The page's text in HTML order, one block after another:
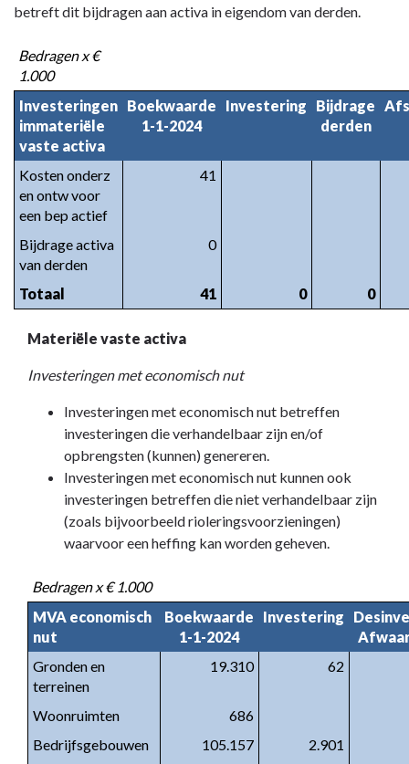
Toelichting
VASTE
ACTIVA
betreft dit bijdragen aan activa in eigendom van derden.
Bedragen x €
1.000
Investeringen
immateriële
vaste activa
Boekwaarde
1-1-2024
Investering
Bijdrage
derden
Kosten onderz
en ontw voor
een bep actief
41
Bijdrage activa
van derden
0
Totaal 41 0 0
Materiële vaste activa
Investeringen met economisch nut
Investeringen met economisch nut betreffen
investeringen die verhandelbaar zijn en/of
opbrengsten (kunnen) genereren.
Investeringen met economisch nut kunnen ook
investeringen betreffen die niet verhandelbaar zijn
(zoals bijvoorbeeld rioleringsvoorzieningen)
waarvoor een heffing kan worden geheven.
Bedragen x € 1.000
MVA economisch
nut
Boekwaarde
1-1-2024
Investering
Gronden en
terreinen
19.310 62
Woonruimten
686
Bedrijfsgebouwen
105.157
2.901